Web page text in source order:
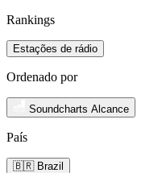
Rankings
Estações de rádio
Ordenado por
Soundcharts Alcance
País
🇧🇷 Brazil